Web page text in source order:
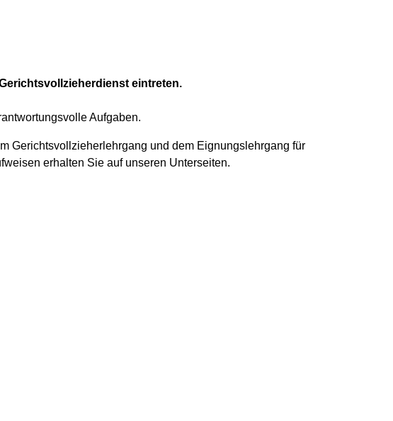
eintreten.
Aufgaben.
Gerichtsvollzieherlehrgang und dem Eignungslehrgang für
erhalten Sie auf unseren Unterseiten.